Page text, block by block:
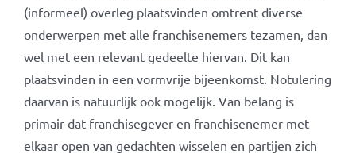
(informeel) overleg plaatsvinden omtrent diverse
onderwerpen met alle franchisenemers tezamen, dan
wel met een relevant gedeelte hiervan. Dit kan
plaatsvinden in een vormvrije bijeenkomst. Notulering
daarvan is natuurlijk ook mogelijk. Van belang is
primair dat franchisegever en franchisenemer met
elkaar open van gedachten wisselen en partijen zich